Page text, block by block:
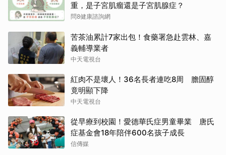
重，是子宮肌瘤還是子宮肌腺症？
問8健康諮詢網
苦茶油累計7家出包！食藥署急赴雲林、嘉
義輔導業者
中天電視台
紅肉不是壞人！36名長者連吃8周 膽固醇
竟明顯下降
中天電視台
從早療到校園！愛德華氏症男童畢業 唐氏
症基金會18年陪伴600名孩子成長
信傳媒